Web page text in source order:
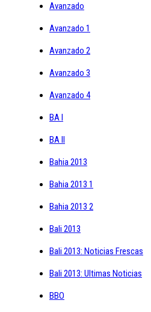
Avanzado
Avanzado 1
Avanzado 2
Avanzado 3
Avanzado 4
BA I
BA II
Bahia 2013
Bahia 2013 1
Bahia 2013 2
Bali 2013
Bali 2013: Noticias Frescas
Bali 2013: Ultimas Noticias
BBO